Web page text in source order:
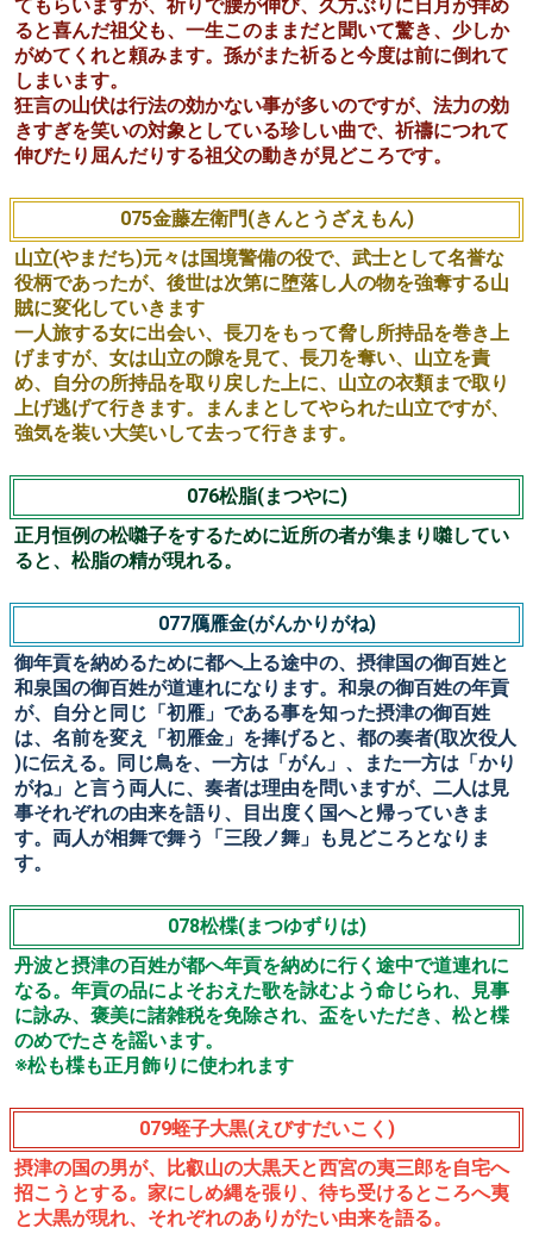
074腰祈(こしいのり)
これは百年に余る祖父が登場します。
山伏修行を終えた孫が帰宅の途中、都の祖父の所へ見舞に
来ます、祖父は喜びますが、長々の無沙法に老人の嫌味な
どを言い、子供の頃のように飴や子犬を出してやれなどと
祈って元通りにしてやろうといいます。喜んだ祖父は祈っ
てもらいますが、祈りで腰が伸び、久方ぶりに日月が拝め
ると喜んだ祖父も、一生このままだと聞いて驚き、少しか
がめてくれと頼みます。孫がまた祈ると今度は前に倒れて
狂言の山伏は行法の効かない事が多いのですが、法力の効
きすぎを笑いの対象としている珍しい曲で、祈禱につれて
伸びたり屈んだりする祖父の動きが見どころです。
075金藤左衛門(きんとうざえもん)
山立(やまだち)元々は国境警備の役で、武士として名誉な
役柄であったが、後世は次第に堕落し人の物を強奪する山
賊に変化していきます
一人旅する女に出会い、長刀をもって脅し所持品を巻き上
げますが、女は山立の隙を見て、長刀を奪い、山立を責
上げ逃げて行きます。まんまとしてやられた山立ですが、
強気を装い大笑いして去って行きます。
076松脂(まつやに)
正月恒例の松囃子をするために近所の者が集まり囃してい
ると、松脂の精が現れる。
077鴈雁金(がんかりがね)
御年貢を納めるために都へ上る途中の、摂律国の御百姓と
和泉国の御百姓が道連れになります。和泉の御百姓の年貢
が、自分と同じ「初雁」である事を知った摂津の御百姓